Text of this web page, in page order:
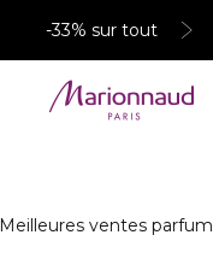
-33% sur tout
Meilleures ventes parfum